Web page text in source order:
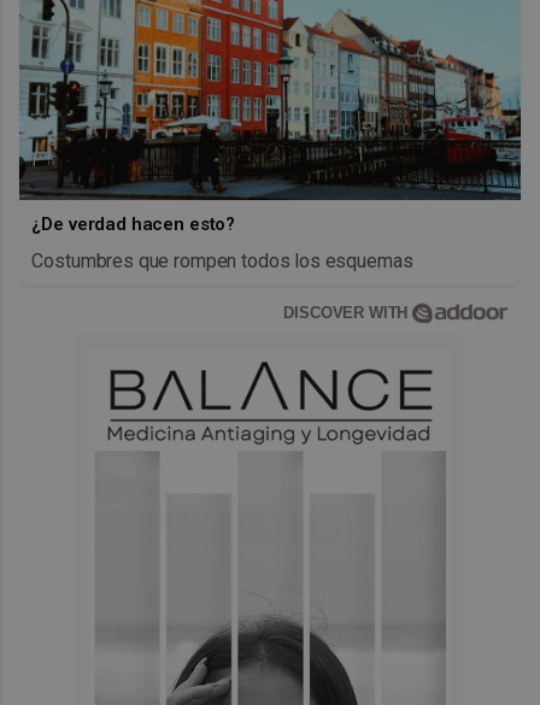
¿De verdad hacen esto?
Costumbres que rompen todos los esquemas
DISCOVER WITH